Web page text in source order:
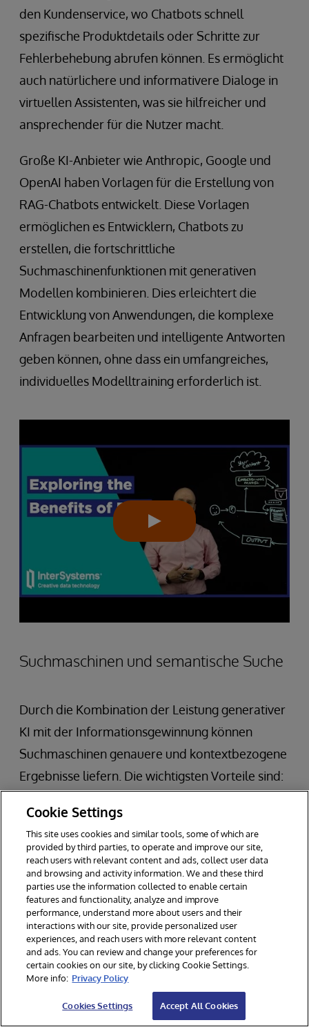
den Kundenservice, wo Chatbots schnell
spezifische Produktdetails oder Schritte zur
Fehlerbehebung abrufen können. Es ermöglicht
auch natürlichere und informativere Dialoge in
virtuellen Assistenten, was sie hilfreicher und
ansprechender für die Nutzer macht.
Große KI-Anbieter wie Anthropic, Google und
OpenAI haben Vorlagen für die Erstellung von
RAG-Chatbots entwickelt. Diese Vorlagen
ermöglichen es Entwicklern, Chatbots zu
erstellen, die fortschrittliche
Suchmaschinenfunktionen mit generativen
Modellen kombinieren. Dies erleichtert die
Entwicklung von Anwendungen, die komplexe
Anfragen bearbeiten und intelligente Antworten
geben können, ohne dass ein umfangreiches,
individuelles Modelltraining erforderlich ist.
Suchmaschinen und semantische Suche
Durch die Kombination der Leistung generativer
KI mit der Informationsgewinnung können
Suchmaschinen genauere und kontextbezogene
Ergebnisse liefern. Die wichtigsten Vorteile sind:
Verbessertes Verständnis der
Nutzerabsicht
Verbessertes Ranking der Suchergebnisse
Erstellung prägnanter Zusammenfassungen
für Suchschnipsel
RAG ermöglicht es Suchmaschinen, über den
Abgleich von Schlüsselwörtern hinauszugehen
und die semantische Bedeutung von
Suchanfragen zu interpretieren. Dies führt zu
Cookie Settings
This site uses cookies and similar tools, some of which are
provided by third parties, to operate and improve our site,
reach users with relevant content and ads, collect user data
and browsing and activity information. We and these third
parties use the information collected to enable certain
features and functionality, analyze and improve
performance, understand more about users and their
interactions with our site, provide personalized user
experiences, and reach users with more relevant content
and ads. You can review and change your preferences for
certain cookies on our site, by clicking Cookie Settings.
More info: Privacy Policy
Cookies Settings Accept All Cookies